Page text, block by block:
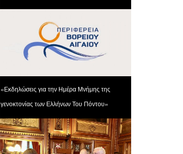
«Εκδηλώσεις για την Ημέρα Μνήμης της
γενοκτονίας των Ελλήνων Του Πόντου»